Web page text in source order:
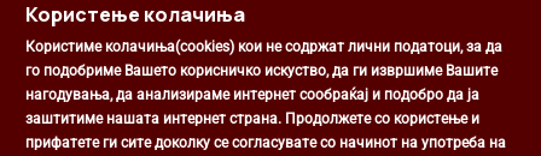
Општина Центар
Михаил Цоков бр. 1, Скопје
Користење колачиња
Користиме колачиња(cookies) кои не содржат лични податоци, за да
го подобриме Вашето корисничко искуство, да ги извршиме Вашите
нагодувања, да анализираме интернет сообраќај и подобро да ја
заштитиме нашата интернет страна. Продолжете со користење и
прифатете ги сите доколку се согласувате со начинот на употреба на